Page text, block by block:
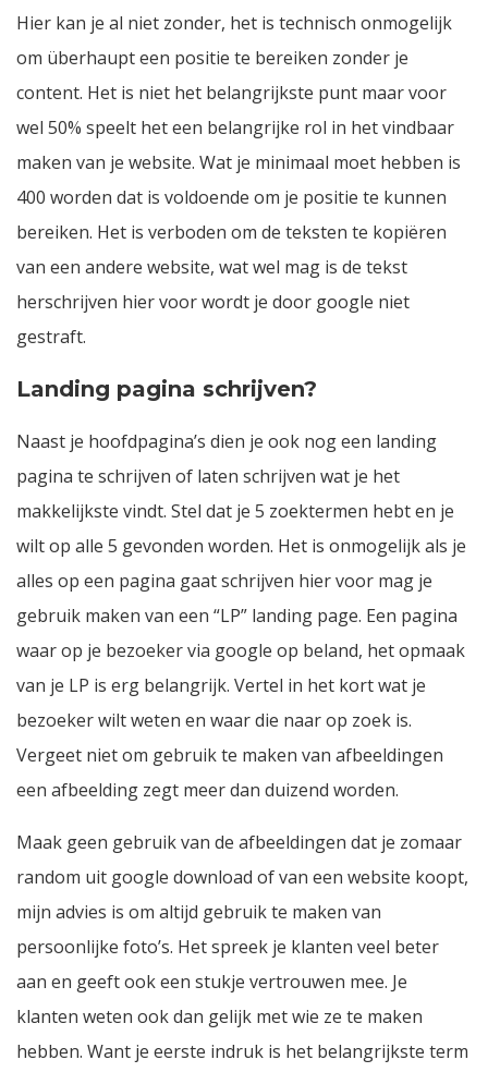
Hier kan je al niet zonder, het is technisch onmogelijk
om überhaupt een positie te bereiken zonder je
content. Het is niet het belangrijkste punt maar voor
wel 50% speelt het een belangrijke rol in het vindbaar
maken van je website. Wat je minimaal moet hebben is
400 worden dat is voldoende om je positie te kunnen
bereiken. Het is verboden om de teksten te kopiëren
van een andere website, wat wel mag is de tekst
herschrijven hier voor wordt je door google niet
gestraft.
Landing pagina schrijven?
Naast je hoofdpagina’s dien je ook nog een landing
pagina te schrijven of laten schrijven wat je het
makkelijkste vindt. Stel dat je 5 zoektermen hebt en je
wilt op alle 5 gevonden worden. Het is onmogelijk als je
alles op een pagina gaat schrijven hier voor mag je
gebruik maken van een “LP” landing page. Een pagina
waar op je bezoeker via google op beland, het opmaak
van je LP is erg belangrijk. Vertel in het kort wat je
bezoeker wilt weten en waar die naar op zoek is.
Vergeet niet om gebruik te maken van afbeeldingen
een afbeelding zegt meer dan duizend worden.
Maak geen gebruik van de afbeeldingen dat je zomaar
random uit google download of van een website koopt,
mijn advies is om altijd gebruik te maken van
persoonlijke foto’s. Het spreek je klanten veel beter
aan en geeft ook een stukje vertrouwen mee. Je
klanten weten ook dan gelijk met wie ze te maken
hebben. Want je eerste indruk is het belangrijkste term